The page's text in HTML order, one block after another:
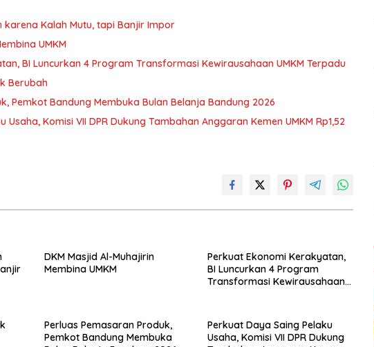
karena Kalah Mutu, tapi Banjir Impor
UMKM
BI Luncurkan 4 Program Transformasi Kewirausahaan UMKM Terpadu
Berubah
Pemkot Bandung Membuka Bulan Belanja Bandung 2026
Usaha, Komisi VII DPR Dukung Tambahan Anggaran Kemen UMKM Rp1,52
DKM Masjid Al-Muhajirin
Membina UMKM
Perkuat Ekonomi Kerakyatan,
BI Luncurkan 4 Program
Transformasi Kewirausahaan
Perluas Pemasaran Produk,
Pemkot Bandung Membuka
Perkuat Daya Saing Pelaku
Usaha, Komisi VII DPR Dukung